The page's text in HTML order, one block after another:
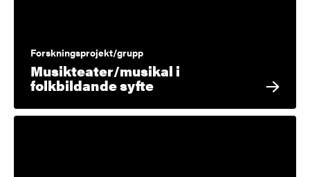
Forskningsprojekt/grupp
Musikteater/musikal i
folkbildande syfte